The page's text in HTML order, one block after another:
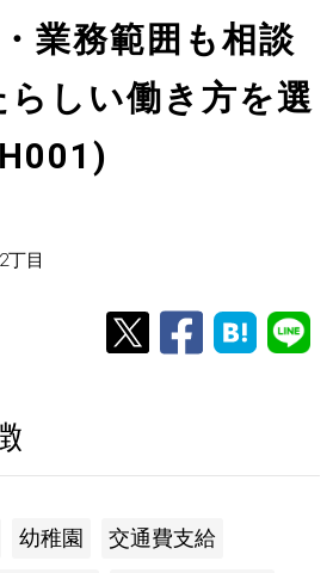
業務範囲も相談
らしい働き方を選
丁目
幼稚園 交通費支給